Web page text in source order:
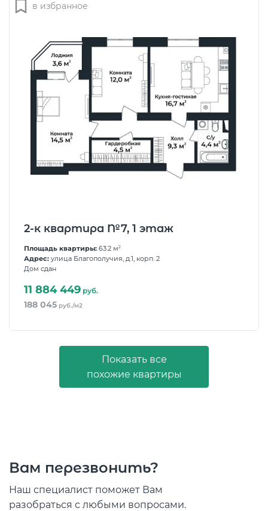
в избранное
2-к квартира №7, 1 этаж
Площадь квартиры: 63.2 м2
Адрес: улица Благополучия, д.1, корп. 2
Дом сдан
11 884 449 руб.
188 045 руб./м2
Показать все
похожие квартиры
Вам перезвонить?
Наш специалист поможет Вам
разобраться с любыми вопросами.